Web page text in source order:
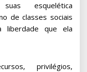
esquelética
de classes sociais
liberdade que ela
privilégios,